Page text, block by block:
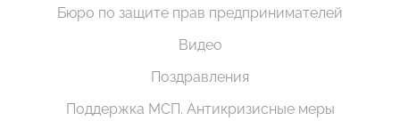
Бюро по защите прав предпринимателей
Видео
Поздравления
Поддержка МСП. Антикризисные меры